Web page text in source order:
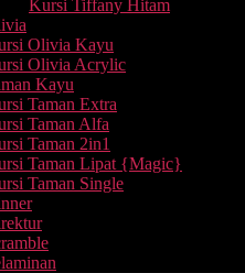
Kursi Tiffany Hitam
Olivia Kayu
Olivia Acrylic
Kayu
Taman Extra
Taman Alfa
Taman 2in1
Taman Lipat {Magic}
Taman Single